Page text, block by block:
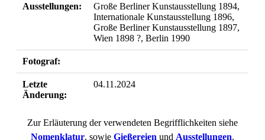
Ausstellungen:
Große Berliner Kunstausstellung 1894,
Internationale Kunstausstellung 1896,
Große Berliner Kunstausstellung 1897,
Wien 1898 ?, Berlin 1990
Fotograf:
Letzte
Änderung:
04.11.2024
Zur Erläuterung der verwendeten Begrifflichkeiten siehe
Nomenklatur, sowie Gießereien und Ausstellungen.